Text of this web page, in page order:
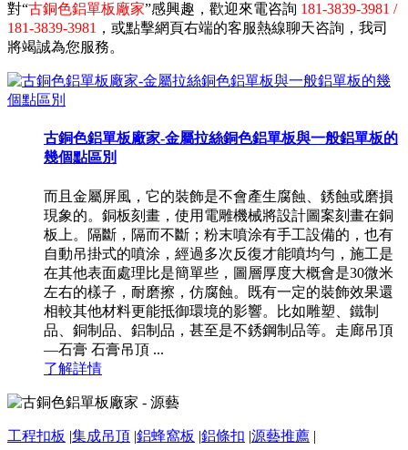
對“古銅色鋁單板廠家”感興趣，歡迎來電咨詢 181-3839-3981 /
181-3839-3981 ，或點擊網頁右端的客服熱線聊天咨詢，我司
將竭誠為您服務。
古銅色鋁單板廠家-金屬拉絲銅色鋁單板與一般鋁單板的
幾個點區別
而且金屬屏風，它的裝飾是不會產生腐蝕、銹蝕或磨損
現象的。銅板刻畫，使用電雕機械將設計圖案刻畫在銅
板上。隔斷，隔而不斷；粉末噴涂有手工設備的，也有
自動吊掛式的噴涂，經過多次反復才能噴均勻，施工是
在其他表面處理比是簡單些，圖層厚度大概會是30微米
左右的樣子，耐磨擦，仿腐蝕。既有一定的裝飾效果還
相較其他材料更能抵御環境的影響。比如雕塑、鐵制
品、銅制品、鋁制品，甚至是不銹鋼制品等。走廊吊頂
—石膏 石膏吊頂 ...
了解詳情
工程扣板 |集成吊頂 |鋁蜂窩板 |鋁條扣 |源藝推薦 |